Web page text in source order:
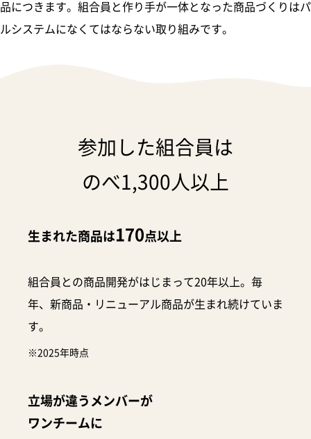
品につきます。組合員と作り手が一体となった商品づくりはパ
ルシステムになくてはならない取り組みです。
参加した組合員は
のべ1,300人以上
生まれた商品は170点以上
組合員との商品開発がはじまって20年以上。毎
年、新商品・リニューアル商品が生まれ続けていま
す。
※2025年時点
立場が違うメンバーが
ワンチームに